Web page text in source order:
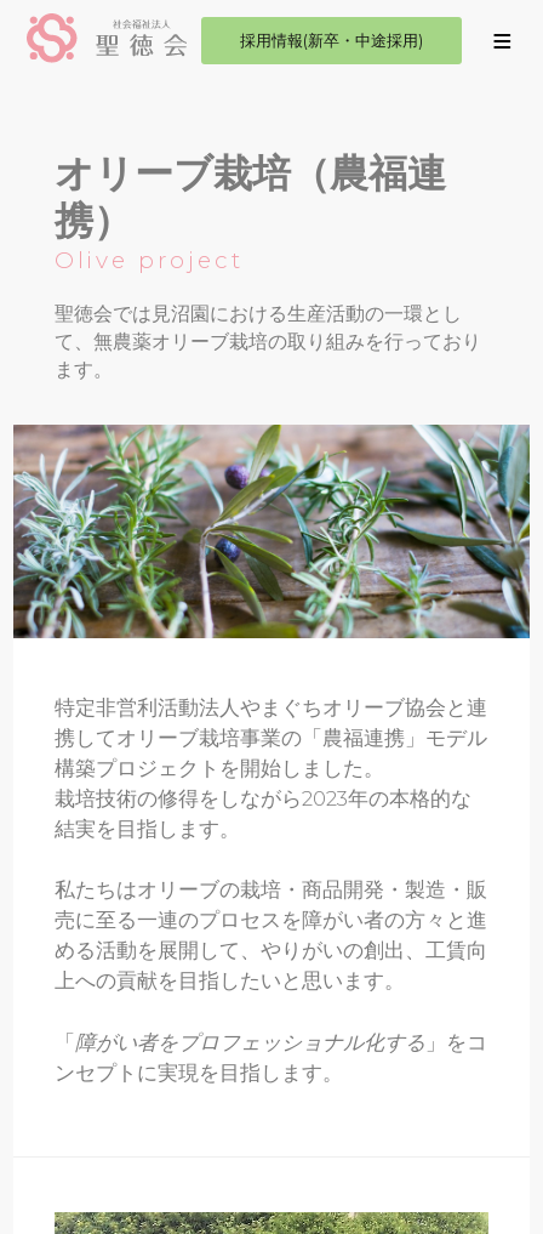
採用情報(新卒・中途採用)
オリーブ栽培（農福連
携）
Olive project
聖徳会では見沼園における生産活動の一環とし
て、無農薬オリーブ栽培の取り組みを行っており
ます。
特定非営利活動法人やまぐちオリーブ協会と連
携してオリーブ栽培事業の「農福連携」モデル
構築プロジェクトを開始しました。
栽培技術の修得をしながら2023年の本格的な
結実を目指します。
私たちはオリーブの栽培・商品開発・製造・販
売に至る一連のプロセスを障がい者の方々と進
める活動を展開して、やりがいの創出、工賃向
上への貢献を目指したいと思います。
「障がい者をプロフェッショナル化する 」をコ
ンセプトに実現を目指します。